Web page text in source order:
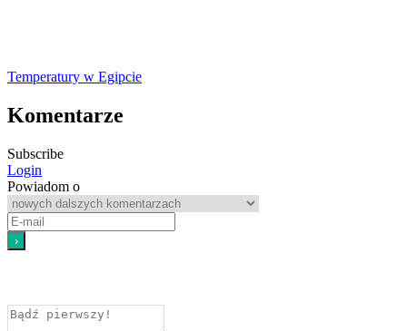
Temperatury w Egipcie
Komentarze
Subscribe
Login
Powiadom o